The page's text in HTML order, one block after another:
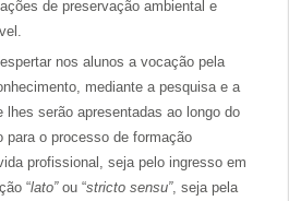
de preservação ambiental e
nos alunos a vocação pela
mediante a pesquisa e a
serão apresentadas ao longo do
para o processo de formação
profissional, seja pelo ingresso em
“lato”ou “stricto sensu”, seja pela